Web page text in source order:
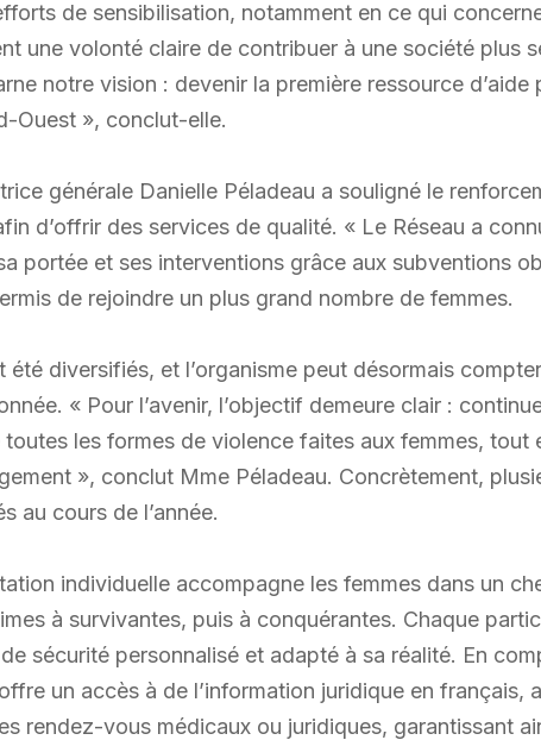
de sensibilisation, notamment en ce qui
une volonté claire de contribuer à une société plus
notre vision : devenir la première ressource d’aide
Ouest », conclut-elle.
générale Danielle Péladeau a souligné le
d’offrir des services de qualité. « Le Réseau a
portée et ses interventions grâce aux subventions
de rejoindre un plus grand nombre de femmes.
été diversifiés, et l’organisme peut désormais
« Pour l’avenir, l’objectif demeure clair :
les formes de violence faites aux femmes, tout
», conclut Mme Péladeau. Concrètement,
au cours de l’année.
individuelle accompagne les femmes dans un
à survivantes, puis à conquérantes. Chaque
sécurité personnalisé et adapté à sa réalité. En
un accès à de l’information juridique en français,
rendez-vous médicaux ou juridiques, garantissant